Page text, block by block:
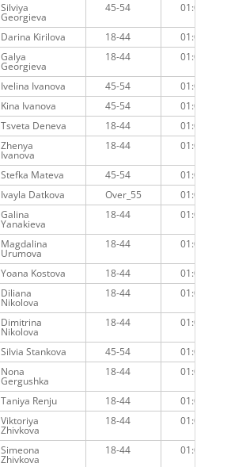
Silviya
Georgieva
45-54 01:04:54
Darina Kirilova 18-44
01:05:09
Galya
Georgieva
18-44 01:04:47
Ivelina Ivanova 45-54
01:04:55
Kina Ivanova 45-54
01:05:16
Tsveta Deneva 18-44
01:05:39
Zhenya
Ivanova
18-44 01:05:38
Stefka Mateva 45-54
01:05:36
Ivayla Datkova Over_55
01:05:07
Galina
Yanakieva
18-44 01:05:06
Magdalina
Urumova
18-44 01:05:23
Yoana Kostova 18-44
01:05:56
Diliana
Nikolova
18-44 01:06:03
Dimitrina
Nikolova
18-44 01:06:02
Silvia Stankova 45-54
01:05:38
Nona
Gergushka
18-44 01:06:15
Taniya Renju 18-44
01:06:23
Viktoriya
Zhivkova
18-44 01:07:01
Simeona
Zhivkova
18-44 01:07:01